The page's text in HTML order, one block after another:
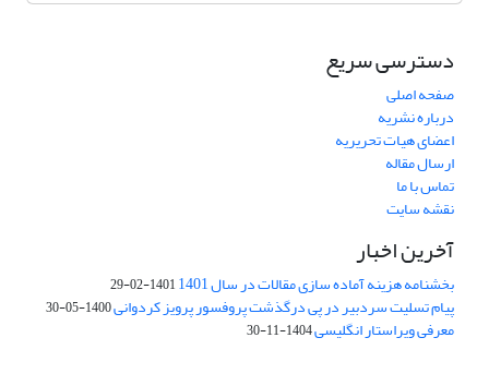
دسترسی سریع
صفحه اصلی
درباره نشریه
اعضای هیات تحریریه
ارسال مقاله
تماس با ما
نقشه سایت
آخرین اخبار
بخشنامه هزینه آماده سازی مقالات در سال 1401 1401-02-29
پیام تسلیت سردبیر در پی درگذشت پروفسور پرویز کردوانی1400-05-30
معرفی ویراستار انگلیسی1404-11-30